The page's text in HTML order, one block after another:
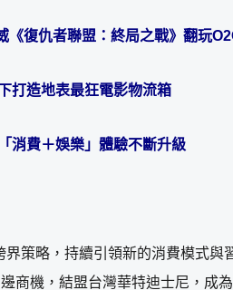
復仇者聯盟：終局之戰》翻玩
打造地表最狂電影物流箱
消費＋娛樂」體驗不斷升級
策略，持續引領新的消費模式
商機，結盟台灣華特迪士尼，成